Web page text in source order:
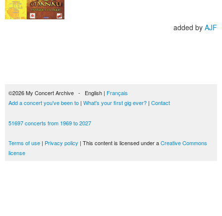
added by AJF
©2026 My Concert Archive - English | Français
Add a concert you've been to | What's your first gig ever? | Contact
51697 concerts from 1969 to 2027
Terms of use | Privacy policy | This content is licensed under aCreative Commons
license